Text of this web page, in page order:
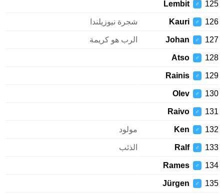
125
♂
Lembit
126
♂
Kauri شجرة نيوزيلندا
127
♂
Johan الرب هو كريمة
128
♂
Atso
129
♂
Rainis
130
♂
Olev
131
♂
Raivo
132
♂
Ken مولود
133
♂
Ralf الذئب
134
♂
Rames
135
♂
Jürgen